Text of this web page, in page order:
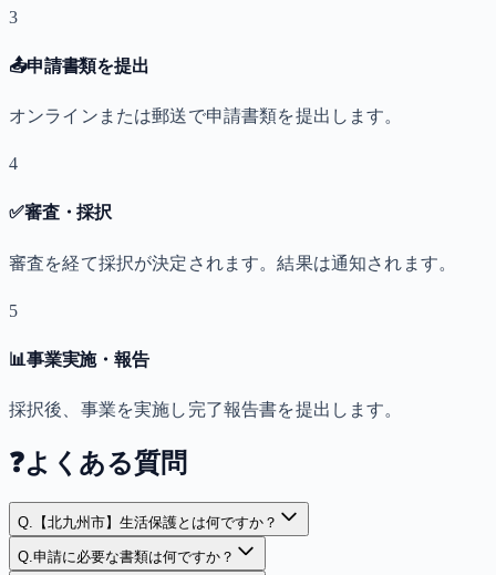
3
📤申請書類を提出
オンラインまたは郵送で申請書類を提出します。
4
✅審査・採択
審査を経て採択が決定されます。結果は通知されます。
5
📊事業実施・報告
採択後、事業を実施し完了報告書を提出します。
❓よくある質問
Q. 【北九州市】生活保護とは何ですか？
Q.申請に必要な書類は何ですか？